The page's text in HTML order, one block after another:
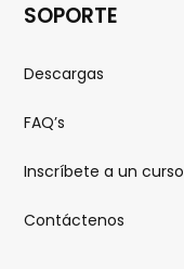
SOPORTE
Descargas
FAQ’s
Inscríbete a un curso
Contáctenos